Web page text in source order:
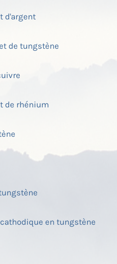
d'argent
de tungstène
de rhénium
en tungstène